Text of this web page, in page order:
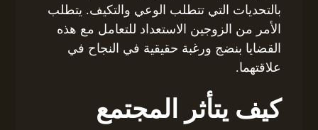
بالتحديات التي تتطلب الوعي والتكيف. يتطلب
الأمر من الزوجين الاستعداد للتعامل مع هذه
القضايا بنضج ورغبة حقيقية في النجاح في
علاقتهما.
كيف يتأثر المجتمع